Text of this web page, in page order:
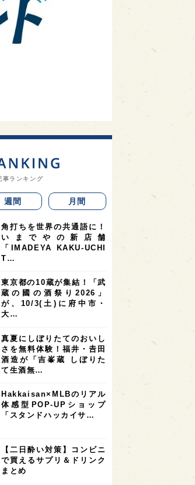
事ランキング
週間 月間
角打ちを世界の共通語に！
いまでやの新店舗
「IMADEYA KAKU-UCHI
T…
東京都の10蔵が集結！「武
蔵の國の酒祭り2026」
が、10/3(土)に府中市・
大…
真夏にしぼりたてのおいし
さを無料体験！福井・𠮷田
酒造が「吉峯蔵 しぼりた
て生酒無…
Hakkaisan×MLBのリアル
体感型POP-UPショップ
「スタンドハッカイサ…
【二日酔い対策】コンビニ
で買えるサプリ＆ドリンク
まとめ